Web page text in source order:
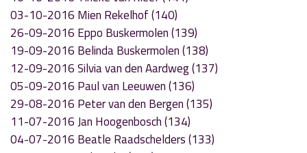
03-10-2016 Mien Rekelhof (140)
26-09-2016 Eppo Buskermolen (139)
19-09-2016 Belinda Buskermolen (138)
12-09-2016 Silvia van den Aardweg (137)
05-09-2016 Paul van Leeuwen (136)
29-08-2016 Peter van den Bergen (135)
11-07-2016 Jan Hoogenbosch (134)
04-07-2016 Beatle Raadschelders (133)